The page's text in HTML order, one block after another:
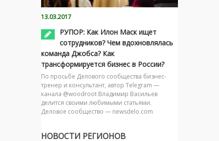
13.03.2017
РУПОР: Как Илон Маск ищет
сотрудников? Чем вдохновлялась
команда Джобса? Как
трансформируется бизнес в России?
По просьбе Делового сообщества бизнес-
тренер и консультант, автор Telegram —
канала @woodroot Владимир Васильев
делится своими любимыми статьями.
Деловое сообщество — newsdelo.com
НОВОСТИ РЕГИОНОВ